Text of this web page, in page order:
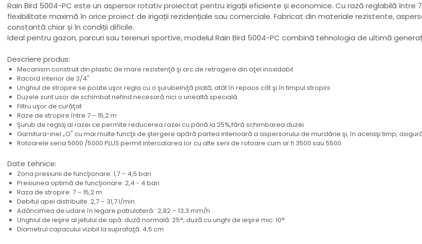
Rain Bird 5004-PC este un aspersor rotativ proiectat pentru irigații eficiente și economice. Cu rază reglabilă între
flexibilitate maximă în orice proiect de irigații rezidențiale sau comerciale. Fabricat din materiale rezistente,
constantă chiar și în condiții dificile.
Ideal pentru gazon, parcuri sau terenuri sportive, modelul Rain Bird 5004-PC combină tehnologia de ultimă
Descriere produs:
Mecanism construit din plastic de mare rezistenţă şi arc de retragere din oţel inoxidabil
Racord interior de 3/4"
Unghiul de stropire se poate uşor regla cu o şurubelniţă plată, atât în repaos cât şi în timpul stropirii
Duzele sunt usor de schimbat nefind necesară nici o unealtă specială
Filtru uşor de curăţat
Raze de stropire între 7 – 15,2 m
Şurub de reglaj al razei ce permite reducerea razei cu până la 25%,fără schimbarea duzei
Garnitura-inel „O" cu mai multe funcţii de ştergere apără partea interioară a aspersorului de murdărie şi, în acelaşi timp,
Rotoarele seria 5000 /5000 PLUS permit intercalarea lor cu alte serii de rotoare cum ar fi 3500 sau 5500.
Date tehnice:
Zona presiunii de funcţionare: 1,7 – 4,5 bari
Presiunea optimă de funcţionare: 2,4 - 4 bari
Raza de stropire: 7 – 15,2 m.
Debitul apei distribuite. 2,7 – 31,7 l/min.
Adâncimea de udare în legare patrulateră: 2,82 – 13,3 mm/h
Unghiul de ieşire al jetului de apă: duză normală: 25°, duză cu unghi de ieşire mic: 10°
Diametrul capacului vizibil la suprafaţă: 4,5 cm